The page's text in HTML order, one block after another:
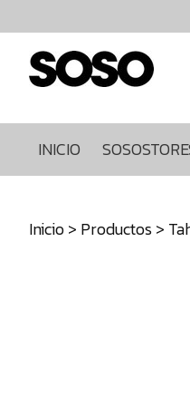
INICIO
Inicio
Sosostores
Contacto
Ultimas
640271930
Inicio> Productos>